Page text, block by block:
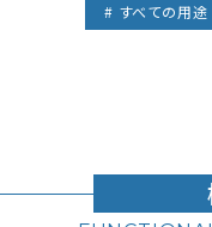
# すべての用途